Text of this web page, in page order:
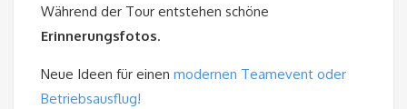
Während der Tour entstehen schöne
Erinnerungsfotos.
Neue Ideen für einen modernen Teamevent oder
Betriebsausflug!